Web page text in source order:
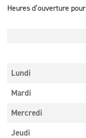
Heures d’ouverture
Lundi
Mardi
Mercredi
Jeudi